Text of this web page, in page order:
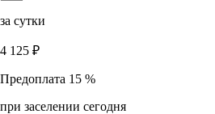
за сутки
4 125 ₽
Предоплата 15 %
при заселении сегодня